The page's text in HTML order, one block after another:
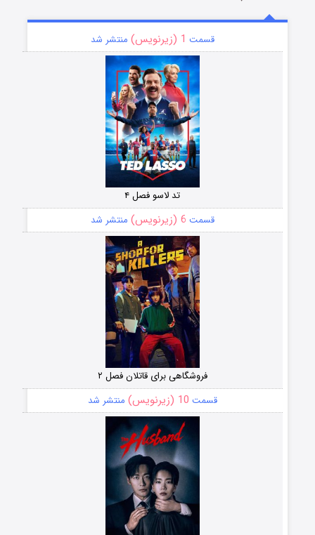
قسمت 1 (زیرنویس) منتشر شد
تد لاسو فصل ۴
قسمت 6 (زیرنویس) منتشر شد
فروشگاهی برای قاتلان فصل ۲
قسمت 10 (زیرنویس) منتشر شد